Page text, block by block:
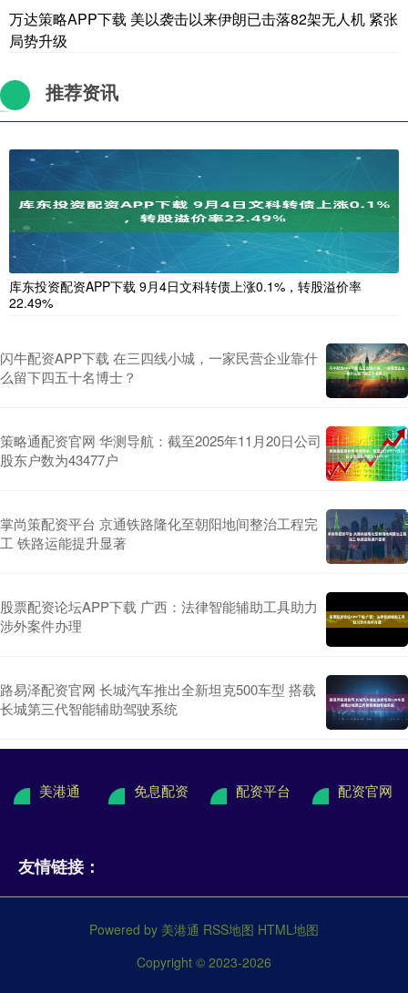
万达策略APP下载 美以袭击以来伊朗已击落82架无人机 紧张
局势升级
推荐资讯
库东投资配资APP下载 9月4日文科转债上涨0.1%，转股溢价率
22.49%
闪牛配资APP下载 在三四线小城，一家民营企业靠什
么留下四五十名博士？
策略通配资官网 华测导航：截至2025年11月20日公司
股东户数为43477户
掌尚策配资平台 京通铁路隆化至朝阳地间整治工程完
工 铁路运能提升显著
股票配资论坛APP下载 广西：法律智能辅助工具助力
涉外案件办理
路易泽配资官网 长城汽车推出全新坦克500车型 搭载
长城第三代智能辅助驾驶系统
美港通 免息配资 配资平台 配资官网
友情链接：
Powered by 美港通 RSS地图 HTML地图
Copyright © 2023-2026